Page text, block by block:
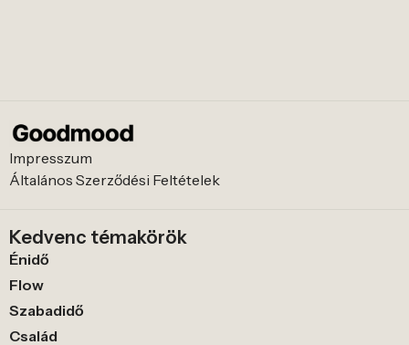
Impresszum
Általános Szerződési Feltételek
Kedvenc témakörök
Énidő
Flow
Szabadidő
Család